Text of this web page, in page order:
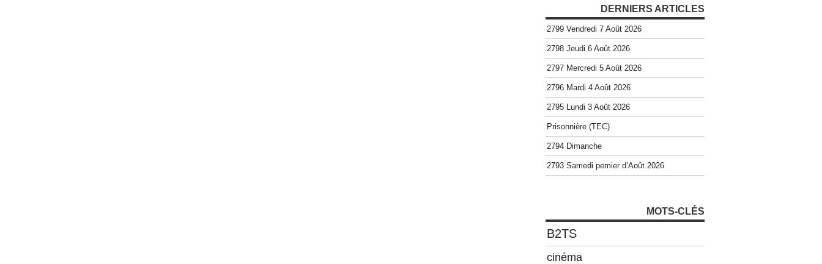
DERNIERS ARTICLES
2799 Vendredi 7 Août 2026
2798 Jeudi 6 Août 2026
2797 Mercredi 5 Août 2026
2796 Mardi 4 Août 2026
2795 Lundi 3 Août 2026
Prisonnière (TEC)
2794 Dimanche
2793 Samedi pemier d’Août 2026
MOTS-CLÉS
B2TS
cinéma